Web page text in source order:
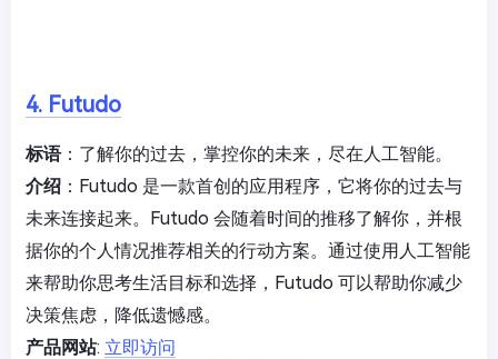
4. Futudo
标语：了解你的过去，掌控你的未来，尽在人工智能。
介绍 ：Futudo 是一款首创的应用程序，它将你的过去与
未来连接起来。Futudo 会随着时间的推移了解你，并根
据你的个人情况推荐相关的行动方案。通过使用人工智能
来帮助你思考生活目标和选择，Futudo 可以帮助你减少
决策焦虑，降低遗憾感。
产品网站: 立即访问